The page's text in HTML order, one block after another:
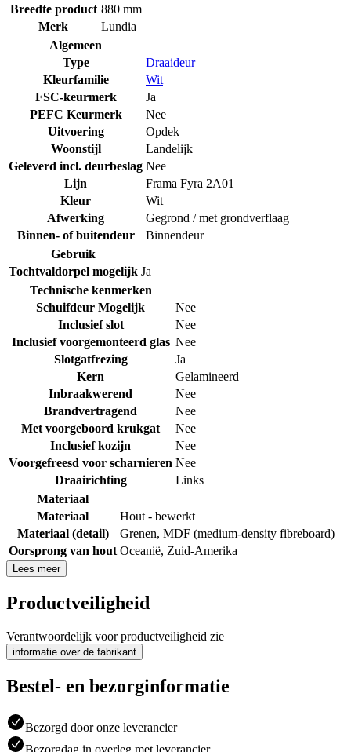
Breedte product 880 mm
Merk
Lundia
Algemeen
Type
Draaideur
Kleurfamilie
Wit
FSC-keurmerk
Ja
PEFC Keurmerk
Nee
Uitvoering
Opdek
Woonstijl
Landelijk
Geleverd incl. deurbeslag Nee
Lijn
Frama Fyra 2A01
Kleur
Wit
Afwerking
Gegrond / met grondverflaag
Binnen- of buitendeur
Binnendeur
Gebruik
Tochtvaldorpel mogelijk Ja
Technische kenmerken
Schuifdeur Mogelijk
Nee
Inclusief slot
Nee
Inclusief voorgemonteerd glas Nee
Slotgatfrezing
Ja
Kern
Gelamineerd
Inbraakwerend
Nee
Brandvertragend
Nee
Met voorgeboord krukgat
Nee
Inclusief kozijn
Nee
Voorgefreesd voor scharnieren Nee
Draairichting
Links
Materiaal
Materiaal
Hout - bewerkt
Materiaal (detail)
Grenen, MDF (medium-density fibreboard)
Oorsprong van hout Oceanië, Zuid-Amerika
Lees meer
Productveiligheid
Verantwoordelijk voor productveiligheid zie
informatie over de fabrikant
Bestel- en bezorginformatie
Bezorgd door onze leverancier
Bezorgdag in overleg met leverancier